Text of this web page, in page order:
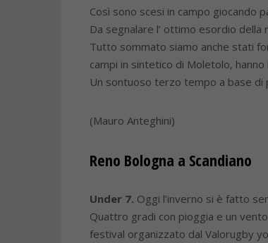
Così sono scesi in campo giocando
Da segnalare l’ ottimo esordio
Tutto sommato siamo anche stati
campi in sintetico di Moletolo,
Un sontuoso terzo tempo a base
(Mauro Anteghini)
Reno Bologna a Scandiano
Under 7. Oggi l’inverno si è fatto
Quattro gradi con pioggia e un
festival organizzato dal Valorugby